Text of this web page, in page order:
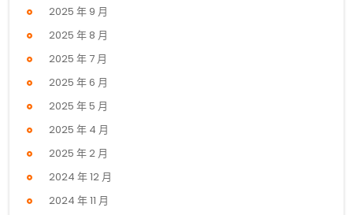
2025 年 9 月
2025 年 8 月
2025 年 7 月
2025 年 6 月
2025 年 5 月
2025 年 4 月
2025 年 2 月
2024 年 12 月
2024 年 11 月